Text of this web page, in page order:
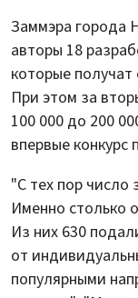
Заммэра города
авторы 18
которые
При этом за
100 000 до 200
впервые конкурс
"С тех пор число
Именно столько
Из них 630
от
популярными